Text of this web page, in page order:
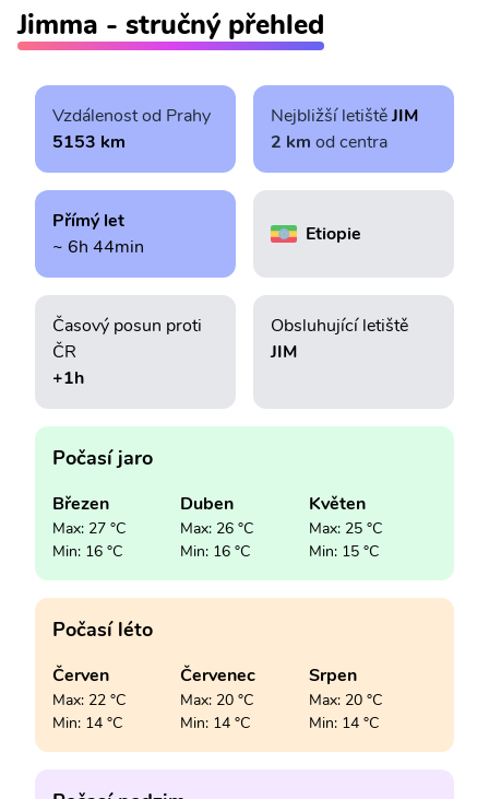
Jimma - stručný přehled
Vzdálenost od Prahy
5153 km
Nejbližší letištěJIM
2 km od centra
Přímý let
~ 6h 44min
Etiopie
Časový posun proti
ČR
+1h
Obsluhující letiště
JIM
Počasí jaro
Březen
Max: 27 °C
Min: 16 °C
Duben
Max: 26 °C
Min: 16 °C
Květen
Max: 25 °C
Min: 15 °C
Počasí léto
Červen
Max: 22 °C
Min: 14 °C
Červenec
Max: 20 °C
Min: 14 °C
Srpen
Max: 20 °C
Min: 14 °C